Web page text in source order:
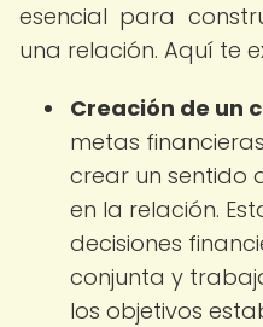
esencial para
una relación. Aquí te
Creación de un
metas
crear un sentido
en la relación.
decisiones
conjunta y
los objetivos